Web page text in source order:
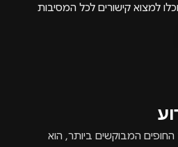
למצוא קישורים לכל המסיבות
החופים המבוקשים ביותר, הוא